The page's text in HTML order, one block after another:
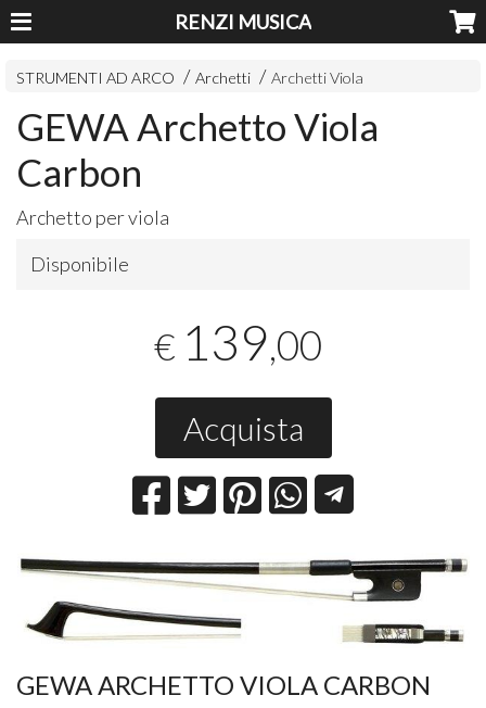
RENZI MUSICA
STRUMENTI AD ARCO Archetti Archetti Viola
GEWA Archetto Viola
Carbon
Archetto per viola
Disponibile
€ 139,00
Acquista
GEWA ARCHETTO VIOLA CARBON